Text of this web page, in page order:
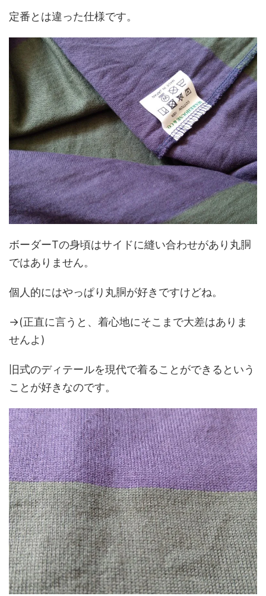
定番とは違った仕様です。
ボーダーTの身頃はサイドに縫い合わせがあり丸胴
ではありません。
個人的にはやっぱり丸胴が好きですけどね。
→(正直に言うと、着心地にそこまで大差はありま
せんよ)
旧式のディテールを現代で着ることができるという
ことが好きなのです。